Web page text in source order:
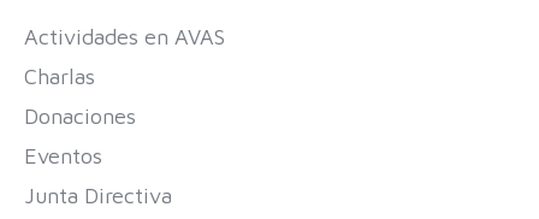
Actividades en AVAS
Charlas
Donaciones
Eventos
Junta Directiva